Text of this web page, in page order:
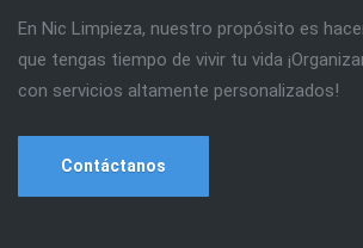
En Nic Limpieza, nuestro propósito es
que tengas tiempo de vivir tu vida
con servicios altamente personalizados!
Contáctanos